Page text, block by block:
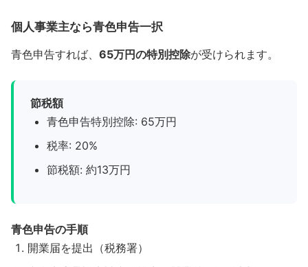
個人事業主なら青色申告一択
青色申告すれば、 65万円の特別控除が受けられます。
節税額
青色申告特別控除: 65万円
税率: 20%
節税額: 約13万円
青色申告の手順
開業届を提出（税務署）